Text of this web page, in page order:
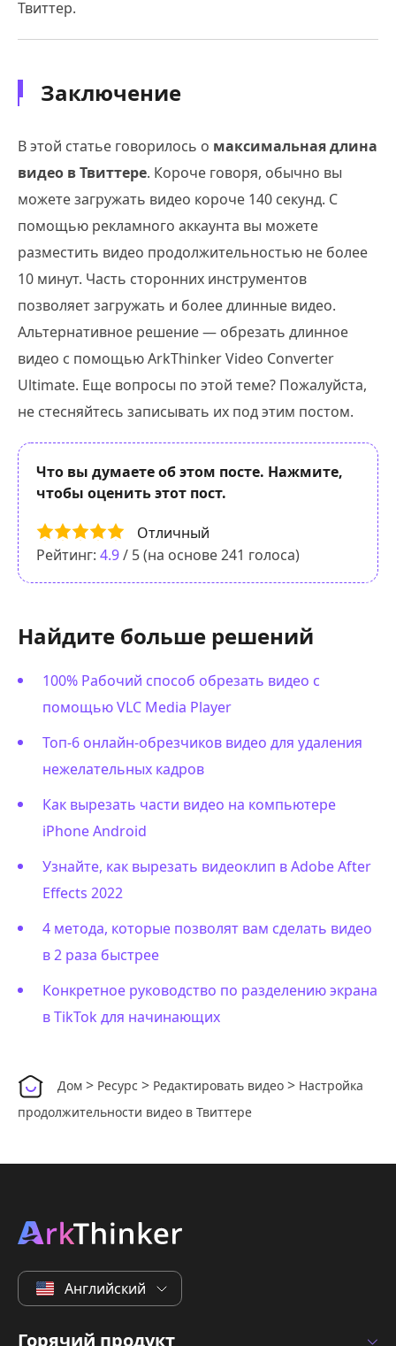
Твиттер.
Заключение
В этой статье говорилось о максимальная длина
видео в Твиттере. Короче говоря, обычно вы
можете загружать видео короче 140 секунд. С
помощью рекламного аккаунта вы можете
разместить видео продолжительностью не более
10 минут. Часть сторонних инструментов
позволяет загружать и более длинные видео.
Альтернативное решение — обрезать длинное
видео с помощью ArkThinker Video Converter
Ultimate. Еще вопросы по этой теме? Пожалуйста,
не стесняйтесь записывать их под этим постом.
Что вы думаете об этом посте. Нажмите,
чтобы оценить этот пост.
Отличный
Рейтинг: 4.9/ 5 (на основе241 голоса)
Найдите больше решений
100% Рабочий способ обрезать видео с
помощью VLC Media Player
Топ-6 онлайн-обрезчиков видео для удаления
нежелательных кадров
Как вырезать части видео на компьютере
iPhone Android
Узнайте, как вырезать видеоклип в Adobe After
Effects 2022
4 метода, которые позволят вам сделать видео
в 2 раза быстрее
Конкретное руководство по разделению экрана
в TikTok для начинающих
Дом > Ресурс > Редактировать видео > Настройка
продолжительности видео в Твиттере
Английский
Горячий продукт